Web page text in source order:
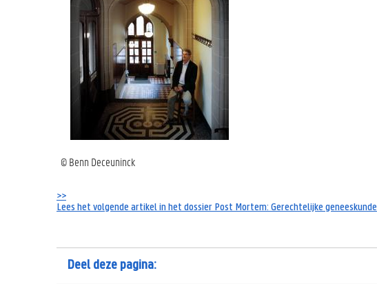
© Benn Deceuninck
>>
Lees het volgende artikel in het dossier Post Mortem: Gerechtelijke geneeskunde
Deel deze pagina: